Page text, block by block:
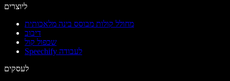
ליוצרים
מחולל קולות מבוסס בינה מלאכותית
דיבוב
שכפול קול
Speechify לעבודה
לעסקים